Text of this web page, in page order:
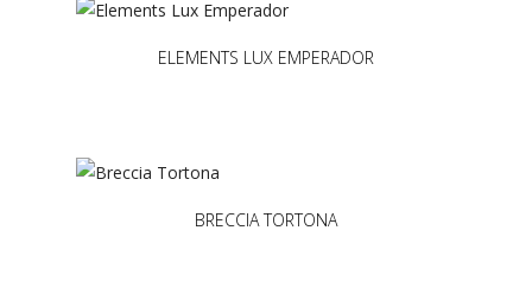
ELEMENTS LUX EMPERADOR
BRECCIA TORTONA